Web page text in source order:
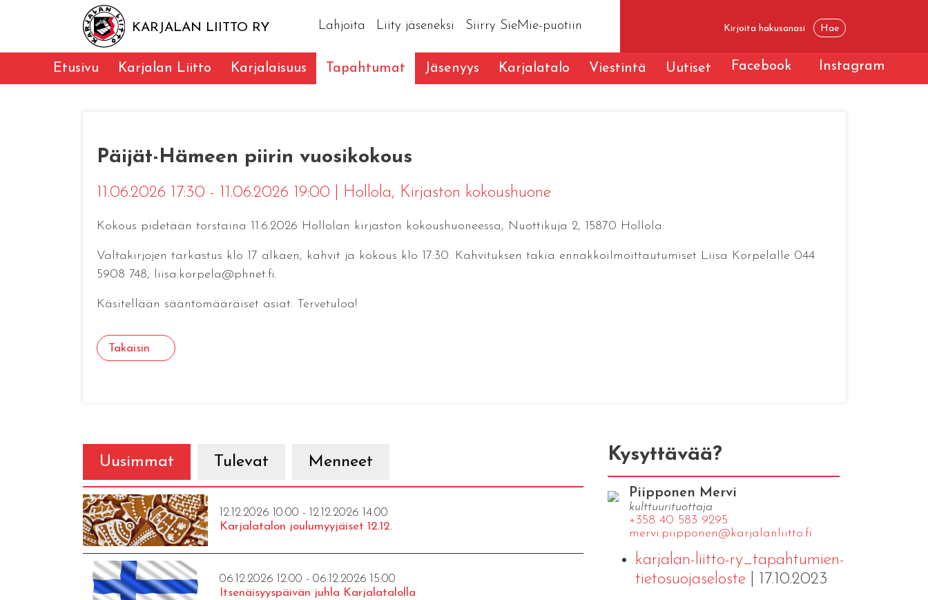
KARJALAN LIITTO RY Lahjoita Liity jäseneksi Siirry SieMie-puotiin
Etusivu Karjalan Liitto Karjalaisuus Tapahtumat Jäsenyys Karjalatalo Viestintä Uutiset Facebook Instagram
Päijät-Hämeen piirin vuosikokous
11.06.2026 17:30 - 11.06.2026 19:00 Hollola, Kirjaston kokoushuone
Kokous pidetään torstaina 11.6.2026 Hollolan kirjaston kokoushuoneessa, Nuottikuja 2, 15870 Hollola.
Valtakirjojen tarkastus klo 17 alkaen, kahvit ja kokous klo 17:30. Kahvituksen takia ennakkoilmoittautumiset Liisa Korpelalle 044
5908 748, liisa.korpela@phnet.fi.
Käsitellään sääntömääräiset asiat. Tervetuloa!
Takaisin
Uusimmat Tulevat Menneet
12.12.2026 10:00 - 12.12.2026 14:00
Karjalatalon joulumyyjäiset 12.12.
06.12.2026 12:00 - 06.12.2026 15:00
Itsenäisyyspäivän juhla Karjalatalolla
Kysyttävää?
Piipponen Mervi
kulttuurituottaja
+358 40 583 9295
mervi.​piipponen@​kar​jala​nlii​tto.​fi
karjalan-liitto-ry_tapahtumien-
tietosuojaseloste| 17.10.2023